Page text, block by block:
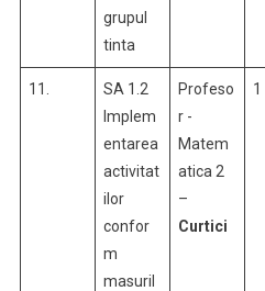
grupul
tinta
11.
SA 1.2
Implem
entarea
activitat
ilor
confor
m
masuril
Profeso
r -
Matem
atica 2
–
Curtici
1